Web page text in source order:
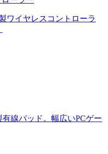
ワイヤレスコントローラ
線パッド。幅広いPCゲー